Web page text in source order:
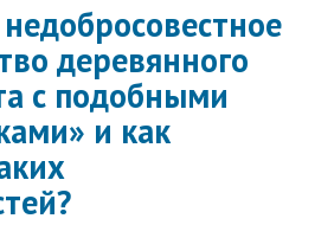
деревянного
с подобными
и как